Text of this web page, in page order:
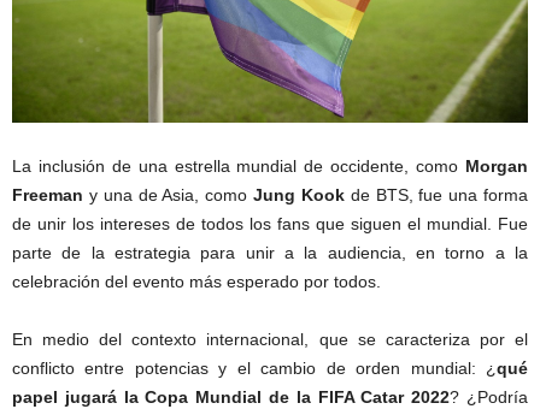
La inclusión de una estrella mundial de occidente, como Morgan
Freeman y una de Asia, como Jung Kookde BTS, fue una forma
de unir los intereses de todos los fans que siguen el mundial. Fue
parte de la estrategia para unir a la audiencia, en torno a la
celebración del evento más esperado por todos.
En medio del contexto internacional, que se caracteriza por el
conflicto entre potencias y el cambio de orden mundial: ¿qué
papel jugará la Copa Mundial de la FIFA Catar 2022? ¿Podría